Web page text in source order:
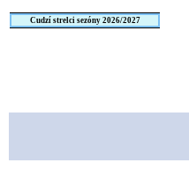
Cudzí strelci sezóny 2026/2027